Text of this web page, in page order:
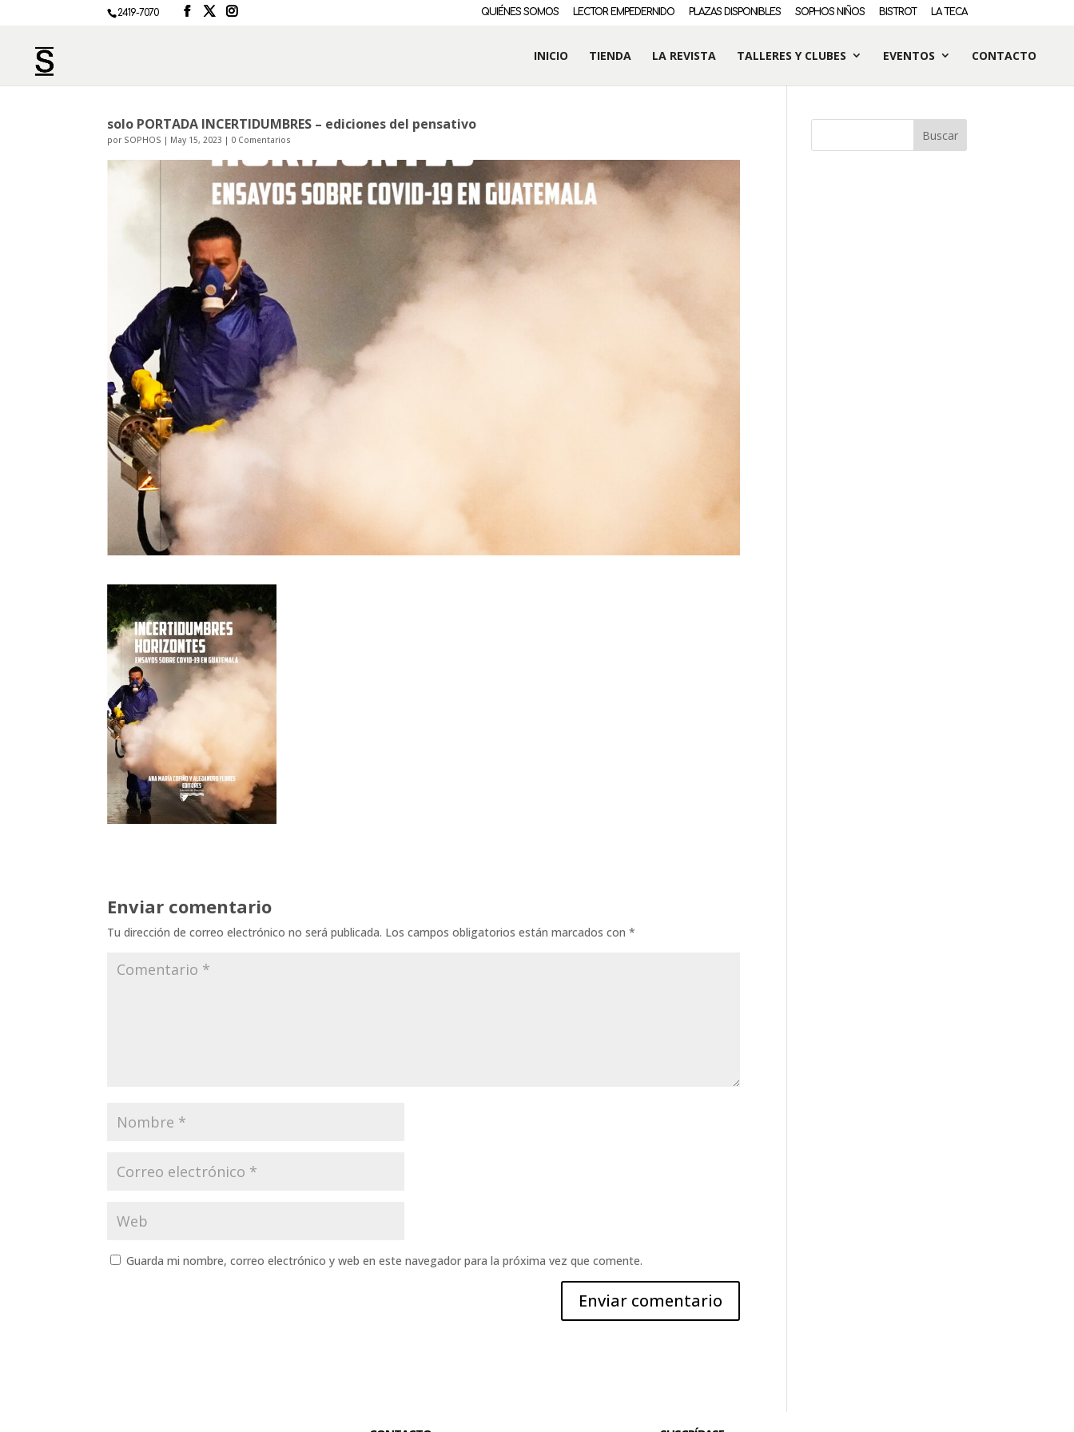
2419-7070 QUIÉNES SOMOS LECTOR EMPEDERNIDO PLAZAS DISPONIBLES SOPHOS NIÑOS BISTROT LA TECA
INICIO TIENDA LA REVISTA TALLERES Y CLUBES EVENTOS CONTACTO
solo PORTADA INCERTIDUMBRES – ediciones del pensativo
por SOPHOS | May 15, 2023 | 0 Comentarios
Enviar comentario
Tu dirección de correo electrónico no será publicada. Los campos obligatorios están marcados con*
Guarda mi nombre, correo electrónico y web en este navegador para la próxima vez que comente.